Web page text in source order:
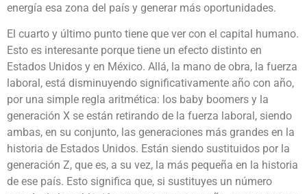
energía esa zona del país y generar más oportunidades.
El cuarto y último punto tiene que ver con el capital humano.
Esto es interesante porque tiene un efecto distinto en
Estados Unidos y en México. Allá, la mano de obra, la fuerza
laboral, está disminuyendo significativamente año con año,
por una simple regla aritmética: los baby boomers y la
generación X se están retirando de la fuerza laboral, siendo
ambas, en su conjunto, las generaciones más grandes en la
historia de Estados Unidos. Están siendo sustituidos por la
generación Z, que es, a su vez, la más pequeña en la historia
de ese país. Esto significa que, si sustituyes un número